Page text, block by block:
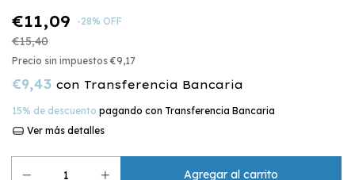
€11,09 -28% OFF
€15,40
Precio sin impuestos €9,17
€9,43 con Transferencia Bancaria
15% de descuento pagando con Transferencia Bancaria
Ver más detalles